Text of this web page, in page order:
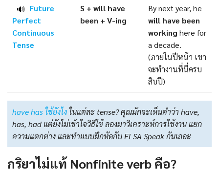
🔊 Future
Perfect
Continuous
Tense
S + will have
been + V-ing
By next year, he
will have been
working here for
a decade.
(ภายในปีหน้า เขา
จะทำงานที่นี่ครบ
สิบปี)
have has ใช้ยังไงในแต่ละ tense? คุณมักจะเห็นคำว่า have,
has, had แต่ยังไม่เข้าใจวิธีใช้ ลองมาวิเคราะห์การใช้งาน แยก
ความแตกต่าง และทำแบบฝึกหัดกับ ELSA Speak กันเถอะ
กริยาไม่แท้ Nonfinite verb คือ?